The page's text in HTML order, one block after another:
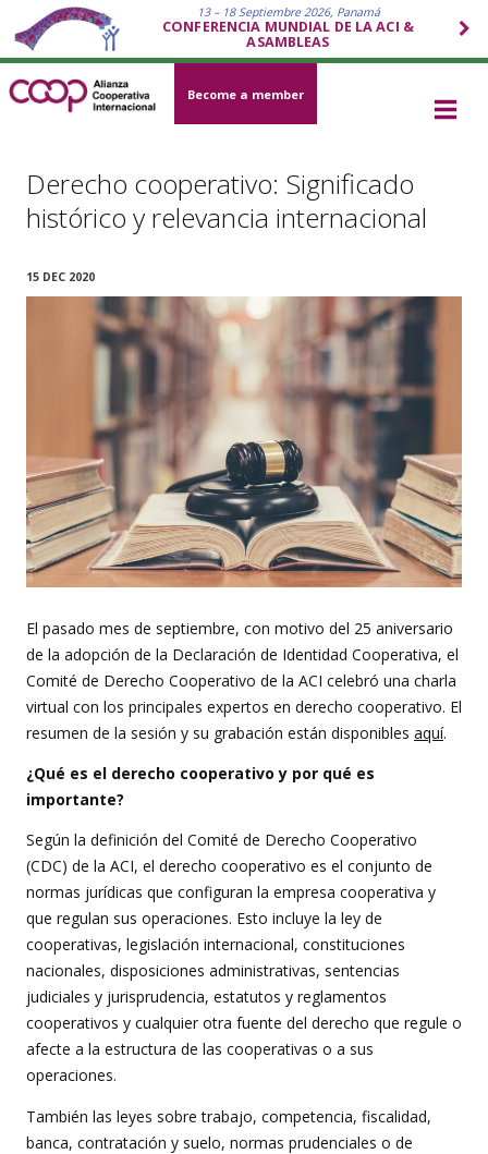
13 – 18 Septiembre 2026, Panamá
CONFERENCIA MUNDIAL DE LA ACI &
ASAMBLEAS
Become a member
Derecho cooperativo: Significado
histórico y relevancia internacional
15 DEC 2020
El pasado mes de septiembre, con motivo del 25 aniversario
de la adopción de la Declaración de Identidad Cooperativa, el
Comité de Derecho Cooperativo de la ACI celebró una charla
virtual con los principales expertos en derecho cooperativo. El
resumen de la sesión y su grabación están disponibles aquí.
¿Qué es el derecho cooperativo y por qué es
importante?
Según la definición del Comité de Derecho Cooperativo
(CDC) de la ACI, el derecho cooperativo es el conjunto de
normas jurídicas que configuran la empresa cooperativa y
que regulan sus operaciones. Esto incluye la ley de
cooperativas, legislación internacional, constituciones
nacionales, disposiciones administrativas, sentencias
judiciales y jurisprudencia, estatutos y reglamentos
cooperativos y cualquier otra fuente del derecho que regule o
afecte a la estructura de las cooperativas o a sus
operaciones.
También las leyes sobre trabajo, competencia, fiscalidad,
banca, contratación y suelo, normas prudenciales o de